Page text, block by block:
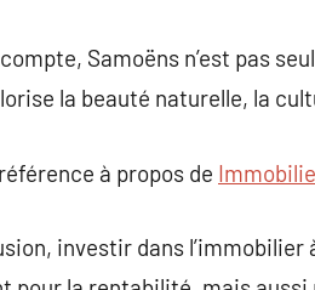
Samoëns n’est pas
la beauté naturelle, la
à propos de
investir dans